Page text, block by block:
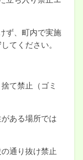
ず、町内で実施
てください。
て禁止（ゴミ
ある場所では
通り抜け禁止